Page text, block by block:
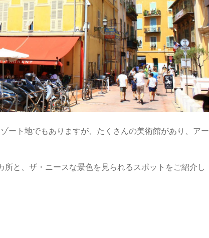
ート地でもありますが、たくさんの美術館があり、アー
と、ザ・ニースな景色を見られるスポットをご紹介し